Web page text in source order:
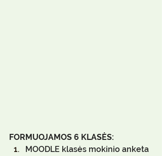
FORMUOJAMOS 6 KLASĖS:
MOODLE klasės mokinio anketa